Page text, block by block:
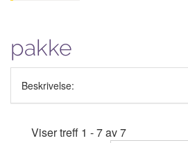
pakke
Beskrivelse:
Viser treff 1 - 7 av 7